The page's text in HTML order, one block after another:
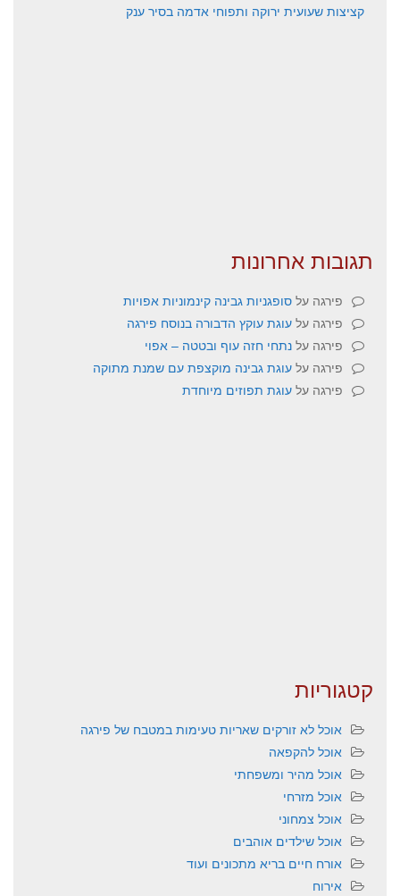
קציצות שעועית ירוקה ותפוחי אדמה בסיר ענק
תגובות אחרונות
פירגה על סופגניות גבינה קינמוניות אפויות
פירגה על עוגת עוקץ הדבורה בנוסח פירגה
פירגה על נתחי חזה עוף ובטטה – אפוי
פירגה על עוגת גבינה מוקצפת עם שמנת מתוקה
פירגה על עוגת תפוזים מיוחדת
קטגוריות
אוכל לא זורקים שאריות טעימות במטבח של פירגה
אוכל להקפאה
אוכל מהיר ומשפחתי
אוכל מזרחי
אוכל צמחוני
אוכל שילדים אוהבים
אורח חיים בריא מתכונים ועוד
אירוח